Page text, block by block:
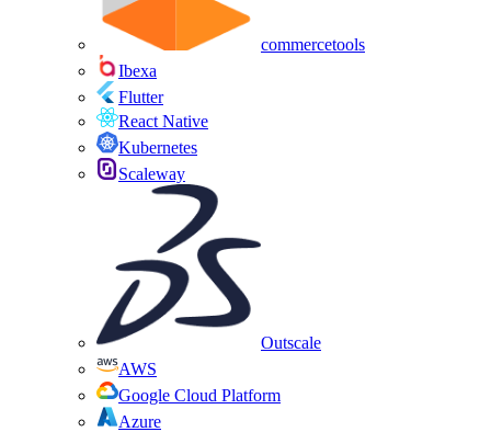
commercetools
Ibexa
Flutter
React Native
Kubernetes
Scaleway
Outscale
AWS
Google Cloud Platform
Azure